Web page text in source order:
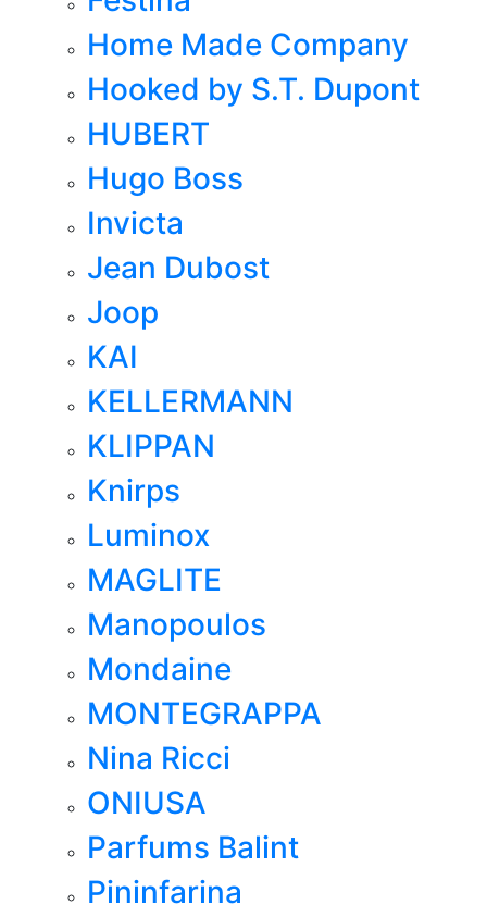
Home Made Company
Hooked by S.T. Dupont
HUBERT
Hugo Boss
Invicta
Jean Dubost
Joop
KAI
KELLERMANN
KLIPPAN
Knirps
Luminox
MAGLITE
Manopoulos
Mondaine
MONTEGRAPPA
Nina Ricci
ONIUSA
Parfums Balint
Pininfarina